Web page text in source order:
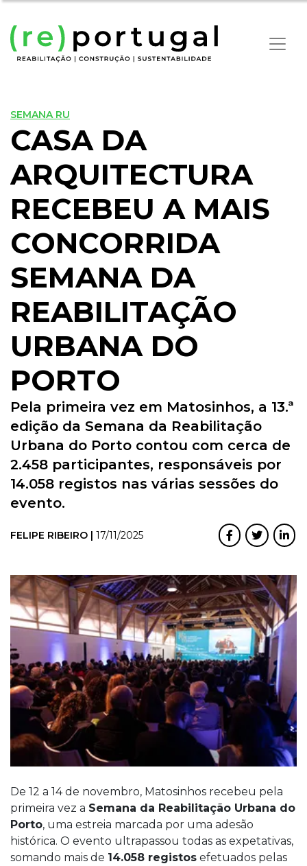
SEMANA RU
CASA DA
ARQUITECTURA
RECEBEU A MAIS
CONCORRIDA
SEMANA DA
REABILITAÇÃO
URBANA DO
PORTO
Pela primeira vez em Matosinhos, a 13.ª
edição da Semana da Reabilitação
Urbana do Porto contou com cerca de
2.458 participantes, responsáveis por
14.058 registos nas várias sessões do
evento.
FELIPE RIBEIRO | 17/11/2025
De 12 a 14 de novembro, Matosinhos recebeu pela
primeira vez a Semana da Reabilitação Urbana do
Porto, uma estreia marcada por uma adesão
histórica. O evento ultrapassou todas as expetativas,
somando mais de 14.058 registos efetuados pelas